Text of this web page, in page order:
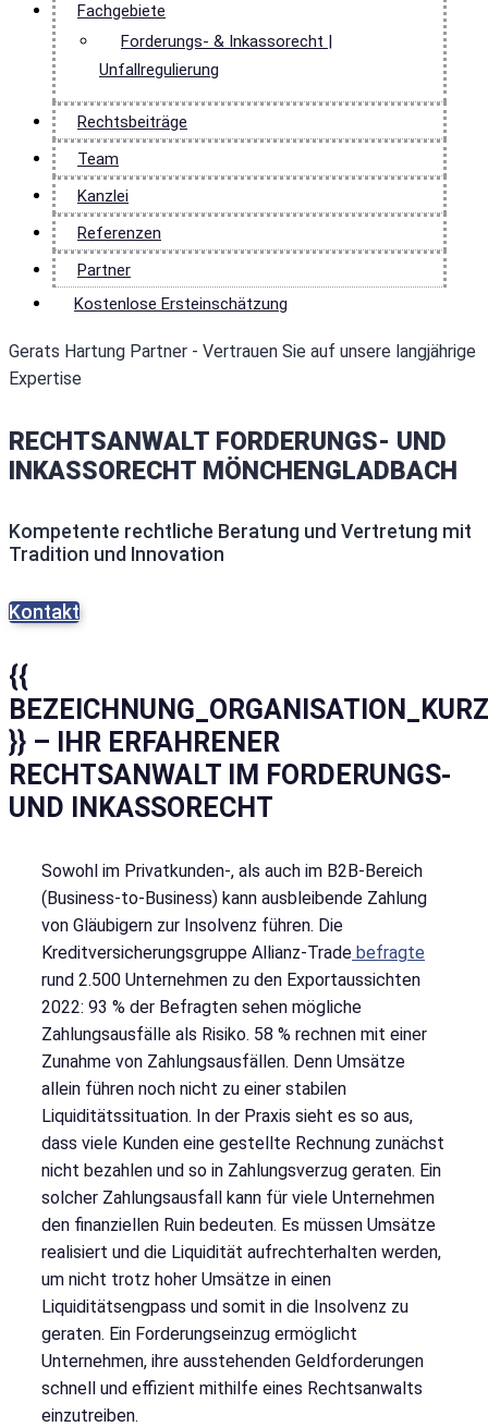
Fachgebiete
Forderungs- & Inkassorecht |
Unfallregulierung
Rechtsbeiträge
Team
Kanzlei
Referenzen
Partner
Kostenlose Ersteinschätzung
Gerats Hartung Partner - Vertrauen Sie auf unsere langjährige
Expertise
RECHTSANWALT FORDERUNGS- UND
INKASSORECHT MÖNCHENGLADBACH
Kompetente rechtliche Beratung und Vertretung mit
Tradition und Innovation
Kontakt
{{
BEZEICHNUNG_ORGANISATION_KURZ
}} – IHR ERFAHRENER
RECHTSANWALT IM FORDERUNGS-
UND INKASSORECHT
Sowohl im Privatkunden-, als auch im B2B-Bereich
(Business-to-Business) kann ausbleibende Zahlung
von Gläubigern zur Insolvenz führen. Die
Kreditversicherungsgruppe Allianz-Trade befragte
rund 2.500 Unternehmen zu den Exportaussichten
2022: 93 % der Befragten sehen mögliche
Zahlungsausfälle als Risiko. 58 % rechnen mit einer
Zunahme von Zahlungsausfällen. Denn Umsätze
allein führen noch nicht zu einer stabilen
Liquiditätssituation. In der Praxis sieht es so aus,
dass viele Kunden eine gestellte Rechnung zunächst
nicht bezahlen und so in Zahlungsverzug geraten. Ein
solcher Zahlungsausfall kann für viele Unternehmen
den finanziellen Ruin bedeuten. Es müssen Umsätze
realisiert und die Liquidität aufrechterhalten werden,
um nicht trotz hoher Umsätze in einen
Liquiditätsengpass und somit in die Insolvenz zu
geraten. Ein Forderungseinzug ermöglicht
Unternehmen, ihre ausstehenden Geldforderungen
schnell und effizient mithilfe eines Rechtsanwalts
einzutreiben.